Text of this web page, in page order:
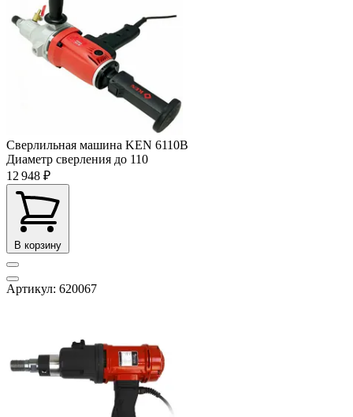
Сверлильная машина KEN 6110B
Диаметр сверления до 110
12 948 ₽
В корзину
Артикул: 620067